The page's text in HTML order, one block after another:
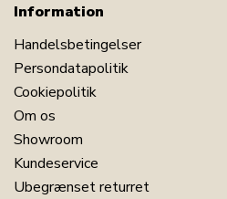
Information
Handelsbetingelser
Persondatapolitik
Cookiepolitik
Om os
Showroom
Kundeservice
Ubegrænset returret